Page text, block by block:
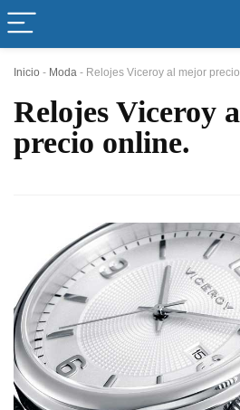
Inicio - Moda - Relojes Viceroy al mejor
Relojes Viceroy
precio online.